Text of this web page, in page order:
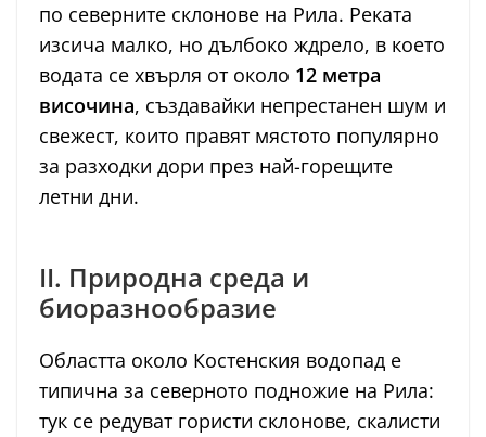
по северните склонове на Рила. Реката
изсича малко, но дълбоко ждрело, в което
водата се хвърля от около 12 метра
височина, създавайки непрестанен шум и
свежест, които правят мястото популярно
за разходки дори през най-горещите
летни дни.
II. Природна среда и
биоразнообразие
Областта около Костенския водопад е
типична за северното подножие на Рила:
тук се редуват гористи склонове, скалисти